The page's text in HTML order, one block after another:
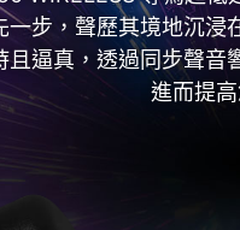
一步，聲歷其境地沉浸
且逼真，透過同步聲音
進而提